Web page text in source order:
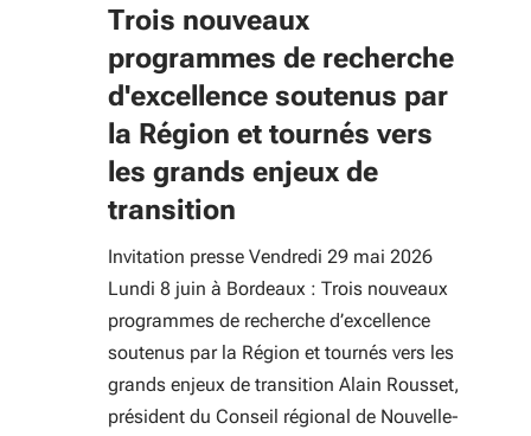
Trois nouveaux
programmes de recherche
d'excellence soutenus par
la Région et tournés vers
les grands enjeux de
transition
Invitation presse Vendredi 29 mai 2026
Lundi 8 juin à Bordeaux : Trois nouveaux
programmes de recherche d’excellence
soutenus par la Région et tournés vers les
grands enjeux de transition Alain Rousset,
président du Conseil régional de Nouvelle-